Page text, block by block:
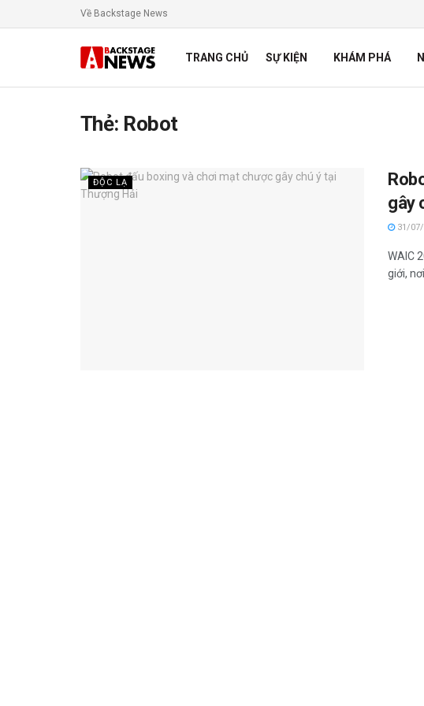
Về Backstage News
TRANG CHỦ SỰ KIỆN KHÁM PHÁ
Thẻ: Robot
ĐỘC LẠ
gây
31/07/
WAIC
giới,